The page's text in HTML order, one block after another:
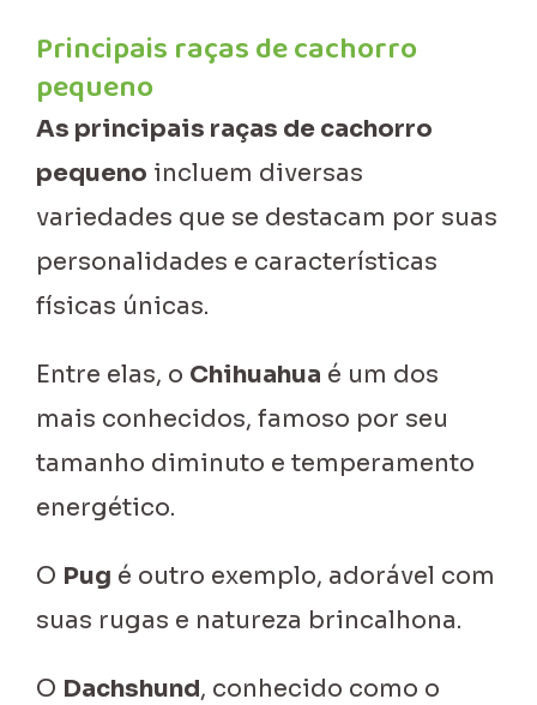
Principais raças de cachorro
pequeno
As principais raças de cachorro
pequeno incluem diversas
variedades que se destacam por suas
personalidades e características
físicas únicas.
Entre elas, o Chihuahua é um dos
mais conhecidos, famoso por seu
tamanho diminuto e temperamento
energético.
O Pug é outro exemplo, adorável com
suas rugas e natureza brincalhona.
O Dachshund, conhecido como o